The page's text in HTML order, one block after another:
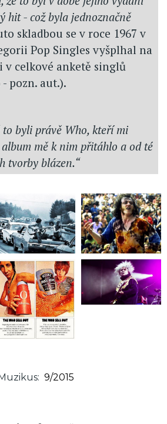
hit - což byla jednoznačně
skladbou se v roce 1967 v
Pop Singles vyšplhal na
v celkové anketě singlů
pozn. aut.).
to byli právě Who, kteří mi
mě k nim přitáhlo a od té
tvorby blázen.“
9/2015